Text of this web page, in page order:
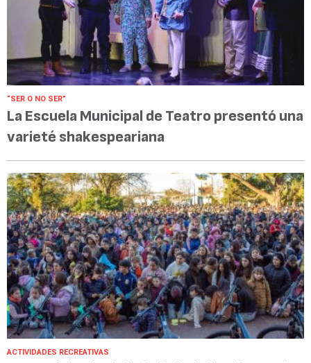
“SER O NO SER”
La Escuela Municipal de Teatro presentó una
varieté shakespeariana
ACTIVIDADES RECREATIVAS